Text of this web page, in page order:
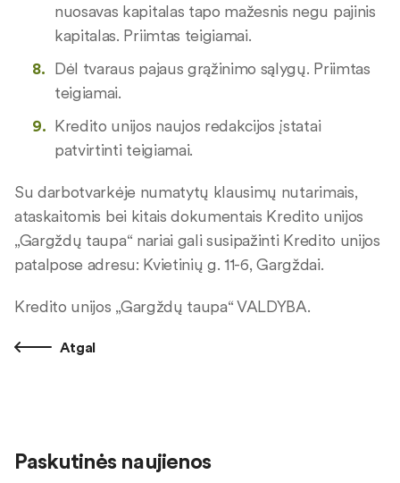
nuosavas kapitalas tapo mažesnis negu pajinis
kapitalas. Priimtas teigiamai.
Dėl tvaraus pajaus grąžinimo sąlygų. Priimtas
teigiamai.
Kredito unijos naujos redakcijos įstatai
patvirtinti teigiamai.
Su darbotvarkėje numatytų klausimų nutarimais,
ataskaitomis bei kitais dokumentais Kredito unijos
„Gargždų taupa“ nariai gali susipažinti Kredito unijos
patalpose adresu: Kvietinių g. 11-6, Gargždai.
Kredito unijos „Gargždų taupa“ VALDYBA.
Atgal
Paskutinės naujienos